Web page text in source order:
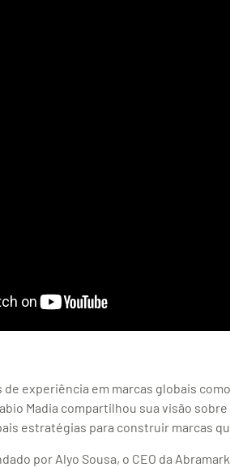
de experiência em marcas globais
Madia compartilhou sua visão
estratégias para construir marcas
por Alyo Sousa, o CEO da